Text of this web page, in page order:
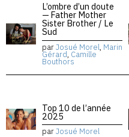
L’ombre d’un doute
— Father Mother
Sister Brother / Le
Sud
parJosué Morel, Marin
Gérard, Camille
Bouthors
Top 10 de l’année
2025
parJosué Morel